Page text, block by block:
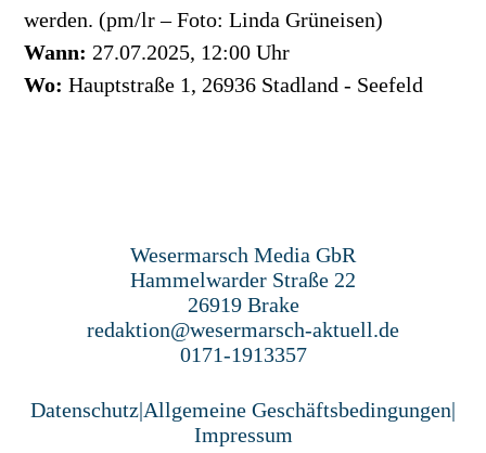
werden. (pm/lr – Foto: Linda Grüneisen)
Wann: 27.07.2025, 12:00 Uhr
Wo: Hauptstraße 1, 26936 Stadland - Seefeld
Wesermarsch Media GbR
Hammelwarder Straße 22
26919 Brake
redaktion@wesermarsch-aktuell.de
0171-1913357
Datenschutz|Allgemeine Geschäftsbedingungen|
Impressum